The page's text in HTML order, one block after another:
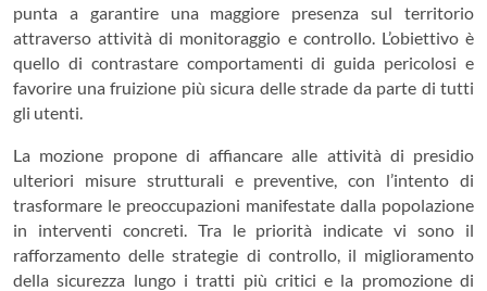
punta a garantire una maggiore presenza sul territorio
attraverso attività di monitoraggio e controllo. L’obiettivo è
quello di contrastare comportamenti di guida pericolosi e
favorire una fruizione più sicura delle strade da parte di tutti
gli utenti.
La mozione propone di affiancare alle attività di presidio
ulteriori misure strutturali e preventive, con l’intento di
trasformare le preoccupazioni manifestate dalla popolazione
in interventi concreti. Tra le priorità indicate vi sono il
rafforzamento delle strategie di controllo, il miglioramento
della sicurezza lungo i tratti più critici e la promozione di